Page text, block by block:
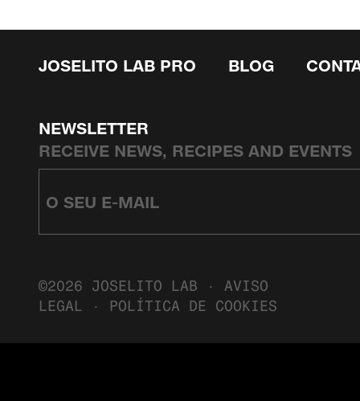
JOSELITO LAB PRO BLOG
NEWSLETTER
RECEIVE NEWS, RECIPES AND EVENTS
©2026 JOSELITO LAB · AVISO
LEGAL · POLÍTICA DE COOKIES